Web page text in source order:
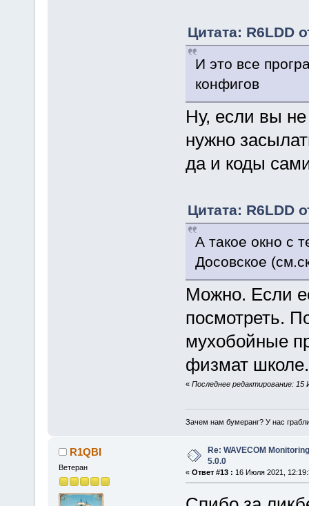
Цитата: R6LDD
И это все
конфигов
Ну, если вы
нужно
да и коды
Цитата: R6LDD
А такое окно с
Досовское
Можно. Если
посмотреть.
мухобойные
физмат школе.
« Последнее редактирование:
Зачем нам бумеранг? У нас
R1QBI
Ветеран
Re: WAVECOM
5.0.0
« Ответ #13 : 16 Июля 2021,